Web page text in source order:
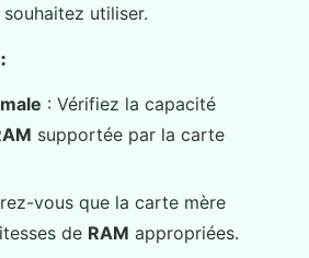
utiliser.
: Vérifiez la capacité
supportée par la carte
vous que la carte mère
de RAM appropriées.